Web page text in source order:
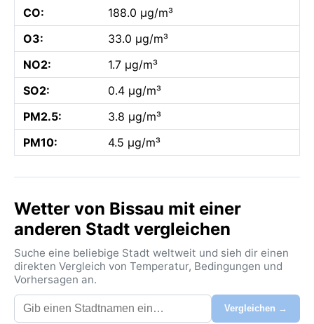
CO:
188.0 µg/m³
O3:
33.0 µg/m³
NO2:
1.7 µg/m³
SO2:
0.4 µg/m³
PM2.5:
3.8 µg/m³
PM10:
4.5 µg/m³
Wetter von Bissau mit einer
anderen Stadt vergleichen
Suche eine beliebige Stadt weltweit und sieh dir einen
direkten Vergleich von Temperatur, Bedingungen und
Vorhersagen an.
Vergleichen →